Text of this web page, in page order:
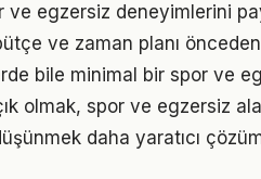
ve egzersiz deneyimlerini
ve zaman planı önceden
bile minimal bir spor ve
olmak, spor ve egzersiz
daha yaratıcı